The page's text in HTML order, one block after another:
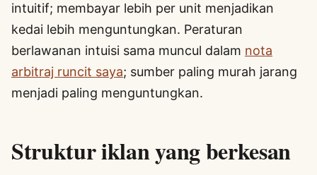
intuitif; membayar lebih per unit menjadikan
kedai lebih menguntungkan. Peraturan
berlawanan intuisi sama muncul dalam nota
arbitraj runcit saya; sumber paling murah jarang
menjadi paling menguntungkan.
Struktur iklan yang berkesan